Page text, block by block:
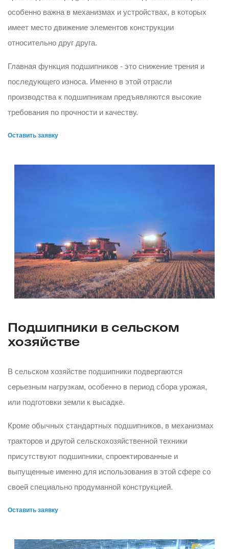
особенно важна в механизмах и устройствах, в которых
имеет место движение элементов конструкции
относительно друг друга.
Главная функция подшипников - это снижение трения и
последующего износа. Именно в этой отрасли
производства к подшипникам предъявляются высокие
требования по прочности и качеству.
Оставить заявку
Подшипники в сельском
хозяйстве
В сельском хозяйстве подшипники подвергаются
серьезным нагрузкам, особенно в период сбора урожая,
или подготовки земли к высадке.
Кроме обычных стандартных подшипников, в механизмах
тракторов и другой сельскохозяйственной техники
присутствуют подшипники, спроектированные и
выпущенные именно для использования в этой сфере со
своей специально продуманной конструкцией.
Оставить заявку